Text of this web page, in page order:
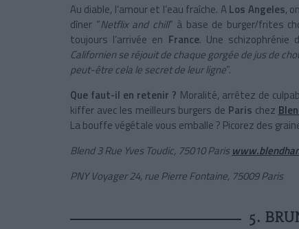
Au diable, l’amour et l’eau fraîche. A Los Angeles,
dîner “Netflix and chill” à base de burger/frites
toujours l’arrivée en France. Une schizophrénie
Californien se réjouit de chaque gorgée de jus de
peut-être cela le secret de leur ligne”.
Que faut-il en retenir ? Moralité, arrêtez de
kiffer avec les meilleurs burgers de Paris chez
La bouffe végétale vous emballe ? Picorez des
Blend 3 Rue Yves Toudic, 75010 Paris
PNY Voyager 24, rue Pierre Fontaine, 75009 Paris
5.